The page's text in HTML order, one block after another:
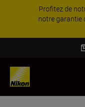
Profitez de
notre garantie